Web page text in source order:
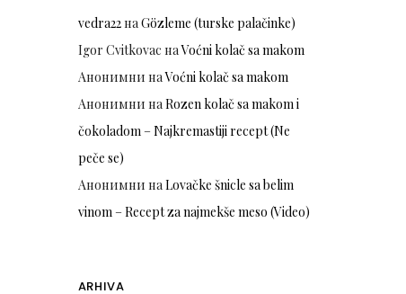
vedra22наGözleme (turske palačinke)
Igor Cvitkovac наVoćni kolač sa makom
Анонимни наVoćni kolač sa makom
Анонимни наRozen kolač sa makom i
čokoladom – Najkremastiji recept (Ne
peče se)
Анонимни наLovačke šnicle sa belim
vinom – Recept za najmekše meso (Video)
ARHIVA